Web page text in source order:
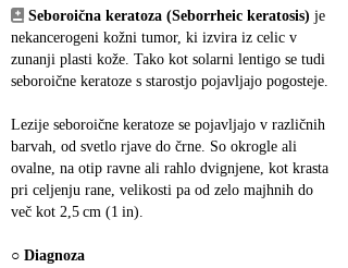
Seboroična keratoza (Seborrheic keratosis) je
nekancerogeni kožni tumor, ki izvira iz celic v
zunanji plasti kože. Tako kot solarni lentigo se tudi
seboroične keratoze s starostjo pojavljajo pogosteje.
Lezije seboroične keratoze se pojavljajo v različnih
barvah, od svetlo rjave do črne. So okrogle ali
ovalne, na otip ravne ali rahlo dvignjene, kot krasta
pri celjenju rane, velikosti pa od zelo majhnih do
več kot 2,5 cm (1 in).
○ Diagnoza